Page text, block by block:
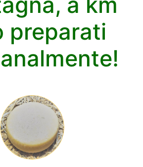
preparati